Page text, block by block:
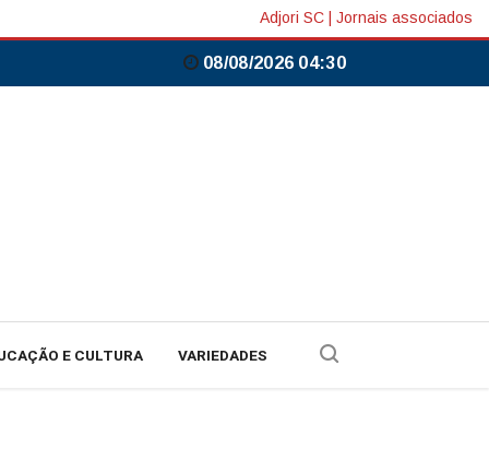
Adjori SC Jornais associados
08/08/2026 04:30
E CULTURA VARIEDADES